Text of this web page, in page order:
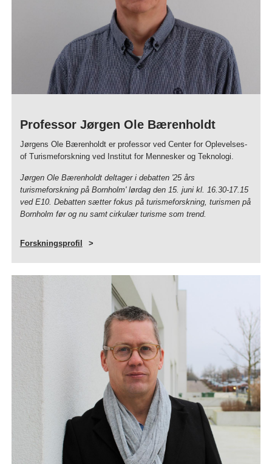
Professor Jørgen Ole Bærenholdt
Jørgens Ole Bærenholdt er professor ved Center for Oplevelses-
of Turismeforskning ved Institut for Mennesker og Teknologi.
Jørgen Ole Bærenholdt deltager i debatten '25 års
turismeforskning på Bornholm' lørdag den 15. juni kl. 16.30-17.15
ved E10. Debatten sætter fokus på turismeforskning, turismen på
Bornholm før og nu samt cirkulær turisme som trend.
Forskningsprofil